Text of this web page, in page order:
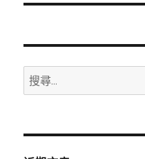
文
搜
尋
鍵